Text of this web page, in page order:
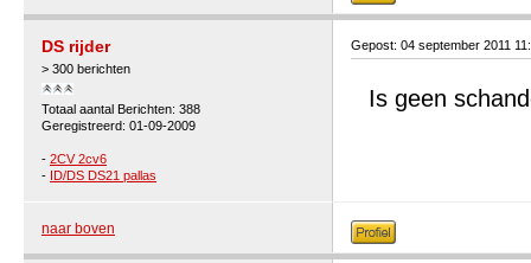
DS rijder
> 300 berichten
Totaal aantal Berichten: 388
Geregistreerd: 01-09-2009
- 2CV 2cv6
- ID/DS DS21 pallas
Gepost: 04 september 2011
Is geen
naar boven